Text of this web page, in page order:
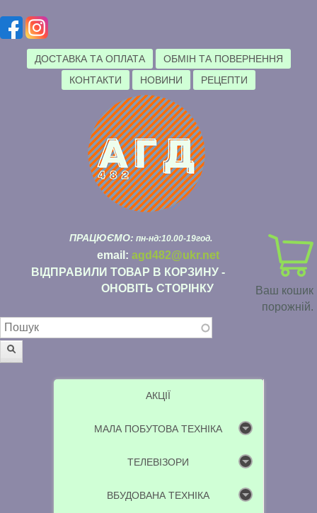
ДОСТАВКА ТА ОПЛАТА
ОБМІН ТА ПОВЕРНЕННЯ
КОНТАКТИ
НОВИНИ РЕЦЕПТИ
Ваш кошик
порожній.
ПРАЦЮЄМО: пн-нд:10.00-19год.
email: agd482@ukr.net
ВІДПРАВИЛИ ТОВАР В КОРЗИНУ -
ОНОВІТЬ СТОРІНКУ
Пошукова форма
АКЦІЇ
МАЛА ПОБУТОВА ТЕХНІКА
ТЕЛЕВІЗОРИ
ВБУДОВАНА ТЕХНІКА